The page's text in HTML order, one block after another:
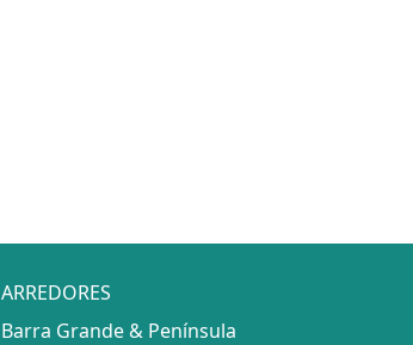
ARREDORES
Barra Grande & Península